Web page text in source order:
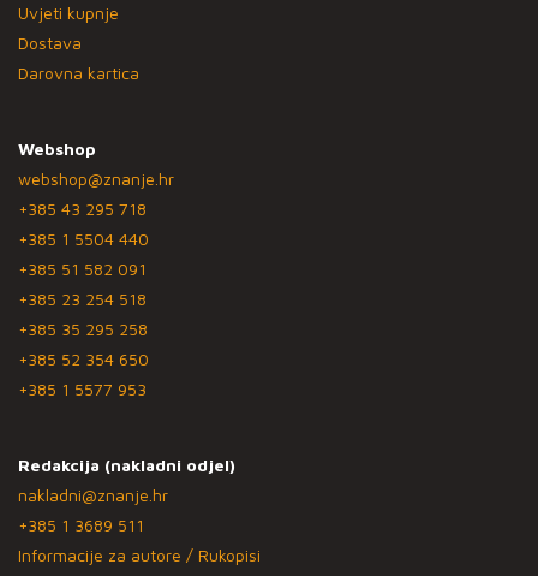
Uvjeti kupnje
Dostava
Darovna kartica
Webshop
webshop@znanje.hr
+385 43 295 718
+385 1 5504 440
+385 51 582 091
+385 23 254 518
+385 35 295 258
+385 52 354 650
+385 1 5577 953
Redakcija (nakladni odjel)
nakladni@znanje.hr
+385 1 3689 511
Informacije za autore / Rukopisi